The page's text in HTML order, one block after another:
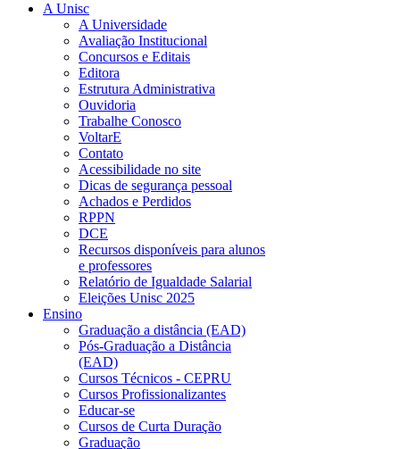
A Unisc
A Universidade
Avaliação Institucional
Concursos e Editais
Editora
Estrutura Administrativa
Ouvidoria
Trabalhe Conosco
VoltarE
Contato
Acessibilidade no site
Dicas de segurança pessoal
Achados e Perdidos
RPPN
DCE
Recursos disponíveis para alunos
e professores
Relatório de Igualdade Salarial
Eleições Unisc 2025
Ensino
Graduação a distância (EAD)
Pós-Graduação a Distância
(EAD)
Cursos Técnicos - CEPRU
Cursos Profissionalizantes
Educar-se
Cursos de Curta Duração
Graduação